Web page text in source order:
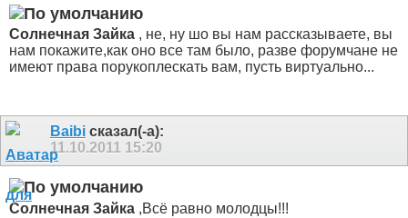
Солнечная Зайка , не, ну шо вы нам рассказываете, вы
нам покажите,как оно все там было, разве форумчане не
имеют права порукоплескать вам, пусть виртуально...
Baibi сказал(-а):
11.10.2011 15:20
Солнечная Зайка ,Всё равно молодцы!!!